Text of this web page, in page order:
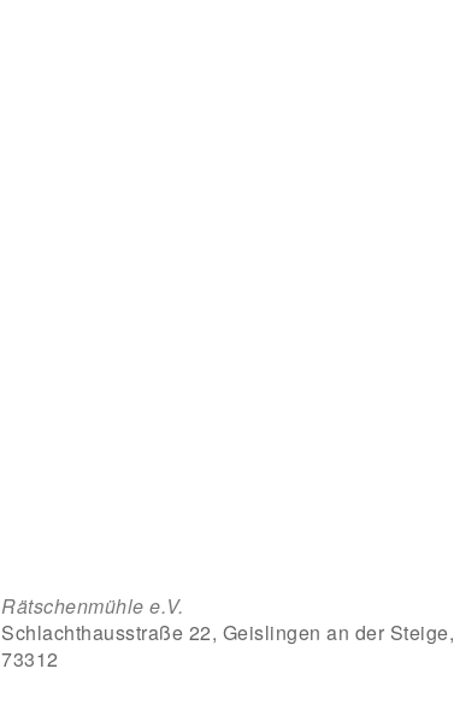
Rätschenmühle e.V.
Schlachthausstraße 22, Geislingen an der Steige,
73312